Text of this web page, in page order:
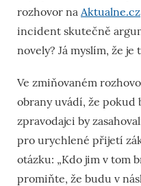
rozhovor na Aktualne.cz
incident skutečně
novely? Já myslím, že je
Ve zmiňovaném
obrany uvádí, že pokud
zpravodajci by
pro urychlené přijetí
otázku: „Kdo jim v tom
promiňte, že budu v